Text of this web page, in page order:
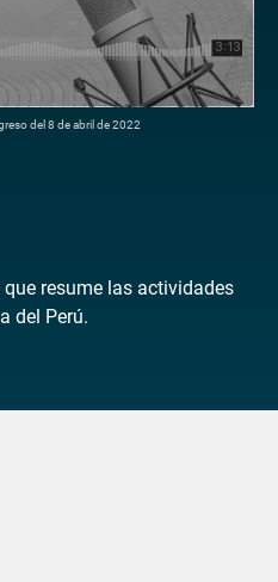
del 8 de abril de 2022
resume las actividades
del Perú.